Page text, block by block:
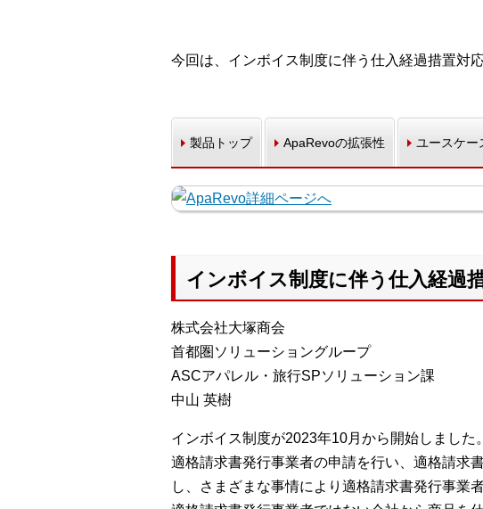
今回は、インボイス制度に伴う仕入経過措置対
製品トップ ApaRevoの拡張性 ユースケー
インボイス制度に伴う仕入経過
株式会社大塚商会
首都圏ソリューショングループ
ASCアパレル・旅行SPソリューション課
中山 英樹
インボイス制度が2023年10月から開始しました。
適格請求書発行事業者の申請を行い、適格請求
し、さまざまな事情により適格請求書発行事業